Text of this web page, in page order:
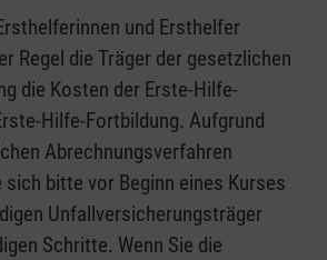
und Ersthelfer
Regel die Träger der gesetzlichen
die Kosten der Erste-Hilfe-
Hilfe-Fortbildung. Aufgrund
Abrechnungsverfahren
bitte vor Beginn eines Kurses
Unfallversicherungsträger
Schritte. Wenn Sie die